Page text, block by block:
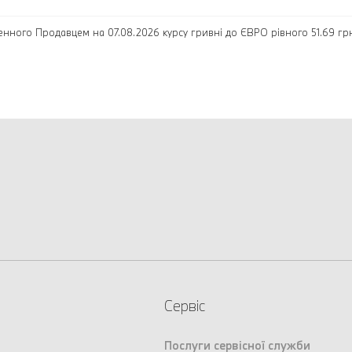
Продавцем на 07.08.2026 курсу гривні до ЄВРО рівного 51.69
Сервіс
Послуги сервісної служби